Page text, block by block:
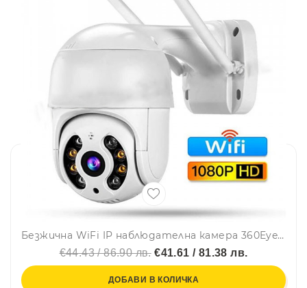
Безжична WiFi IP наблюдателна камера 360Eye с 2 антени - 1080p, 2MP, моторизирана
€44.43 / 86.90 лв.€41.61 / 81.38 лв.
ДОБАВИ В КОЛИЧКА